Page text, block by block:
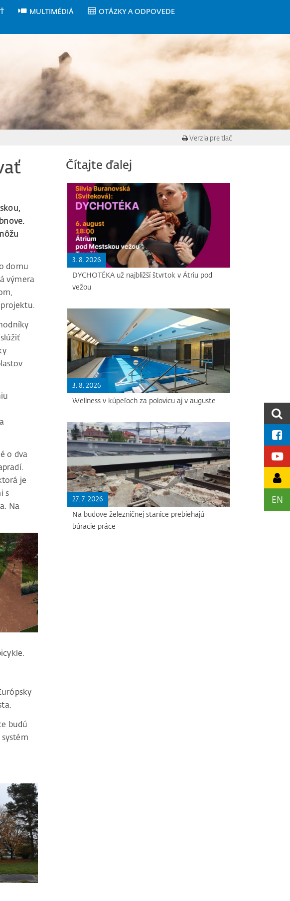
MULTIMÉDIÁ
OTÁZKY A ODPOVEDE
EN
Verzia pre tlač
domu
výmera
o dva
je
s
Na
budú
Čítajte ďalej
3. 8. 2026
DYCHOTÉKA už najbližší štvrtok v Átriu pod
vežou
3. 8. 2026
Wellness v kúpeľoch za polovicu aj v auguste
27. 7. 2026
Na budove železničnej stanice prebiehajú
búracie práce